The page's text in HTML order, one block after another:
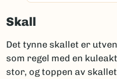
Skall
Det tynne skallet er
som regel med en
stor, og toppen av